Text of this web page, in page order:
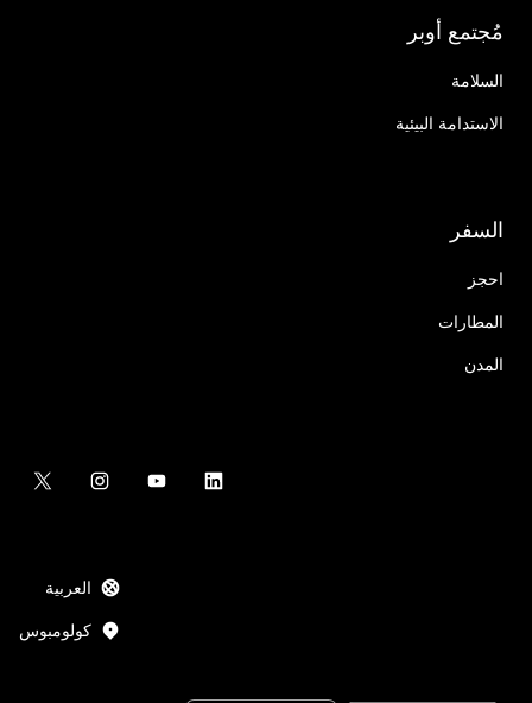
مُجتمع أوبر
السلامة
الاستدامة البيئية
السفر
احجز
المطارات
المدن
العربية
كولومبوس